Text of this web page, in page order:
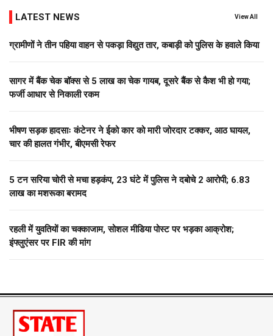
LATEST NEWS View All
ग्रामीणों ने तीन पहिया वाहन से पकड़ा विद्युत तार, कबाड़ी को पुलिस के हवाले किया
सागर में बैंक चेक बॉक्स से 5 लाख का चेक गायब, दूसरे बैंक से कैश भी हो गया;
फर्जी आधार से निकाली रकम
भीषण सड़क हादसाः कंटेनर ने ईको कार को मारी जोरदार टक्कर, आठ घायल,
चार की हालत गंभीर, बीएमसी रेफर
5 टन सरिया चोरी से मचा हड़कंप, 23 घंटे में पुलिस ने दबोचे 2 आरोपी; 6.83
लाख का मशरूका बरामद
रहली में युवतियों का चक्काजाम, सोशल मीडिया पोस्ट पर भड़का आक्रोश;
इंफ्लुएंसर पर FIR की मांग